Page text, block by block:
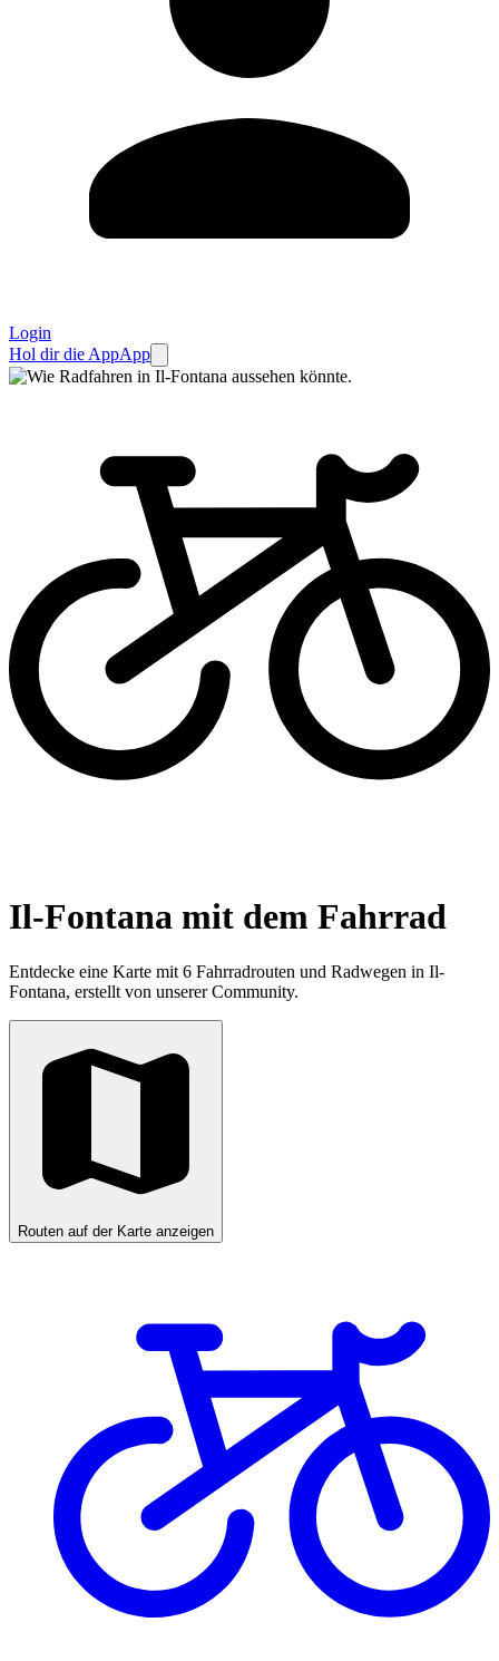
Login
Hol dir die AppApp
Il-Fontana mit dem Fahrrad
Entdecke eine Karte mit 6 Fahrradrouten und Radwegen in Il-
Fontana, erstellt von unserer Community.
Routen auf der Karte anzeigen